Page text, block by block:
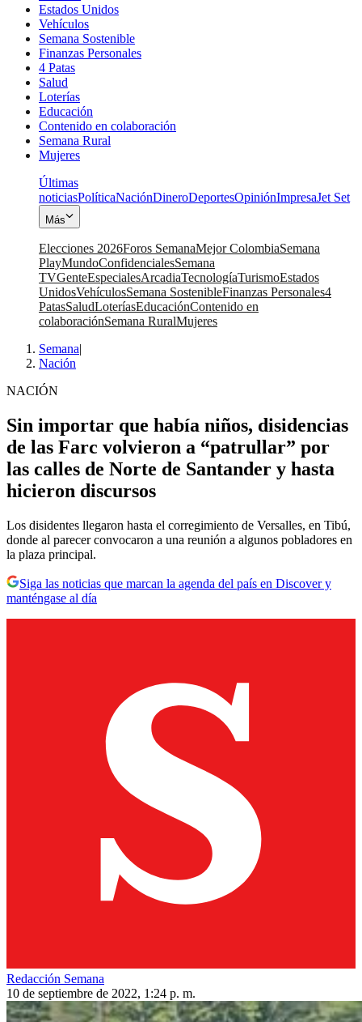
Estados Unidos
Vehículos
Semana Sostenible
Finanzas Personales
4 Patas
Salud
Loterías
Educación
Contenido en colaboración
Semana Rural
Mujeres
Últimas
noticiasPolíticaNaciónDineroDeportesOpiniónImpresaJet Set
Más
Elecciones 2026Foros SemanaMejor ColombiaSemana
PlayMundoConfidencialesSemana
TVGenteEspecialesArcadiaTecnologíaTurismoEstados
UnidosVehículosSemana SostenibleFinanzas Personales4
PatasSaludLoteríasEducaciónContenido en
colaboraciónSemana RuralMujeres
Semana|
Nación
NACIÓN
Sin importar que había niños, disidencias
de las Farc volvieron a “patrullar” por
las calles de Norte de Santander y hasta
hicieron discursos
Los disidentes llegaron hasta el corregimiento de Versalles, en Tibú,
donde al parecer convocaron a una reunión a algunos pobladores en
la plaza principal.
Siga las noticias que marcan la agenda del país en Discover y
manténgase al día
Redacción Semana
10 de septiembre de 2022, 1:24 p. m.